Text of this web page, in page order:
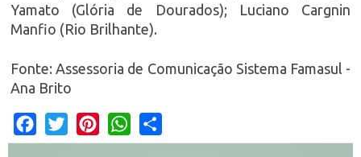
Yamato (Glória de Dourados); Luciano Cargnin
Manfio (Rio Brilhante).
Fonte: Assessoria de Comunicação Sistema Famasul -
Ana Brito
Facebook
Twitter PinterestWhatsApp